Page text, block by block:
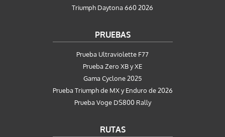
Triumph Daytona 660 2026
PRUEBAS
Prueba Ultraviolette F77
Prueba Zero XB y XE
Gama Cyclone 2025
Prueba Triumph de MX y Enduro de 2026
Prueba Voge DS800 Rally
RUTAS